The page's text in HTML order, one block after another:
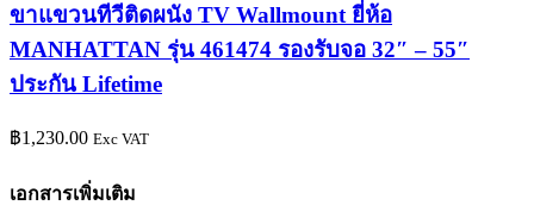
ขาแขวนทีวีติดผนัง TV Wallmount ยี่ห้อ
MANHATTAN รุ่น 461474 รองรับจอ 32″ – 55″
ประกัน Lifetime
฿1,230.00 Exc VAT
เอกสารเพิ่มเติม